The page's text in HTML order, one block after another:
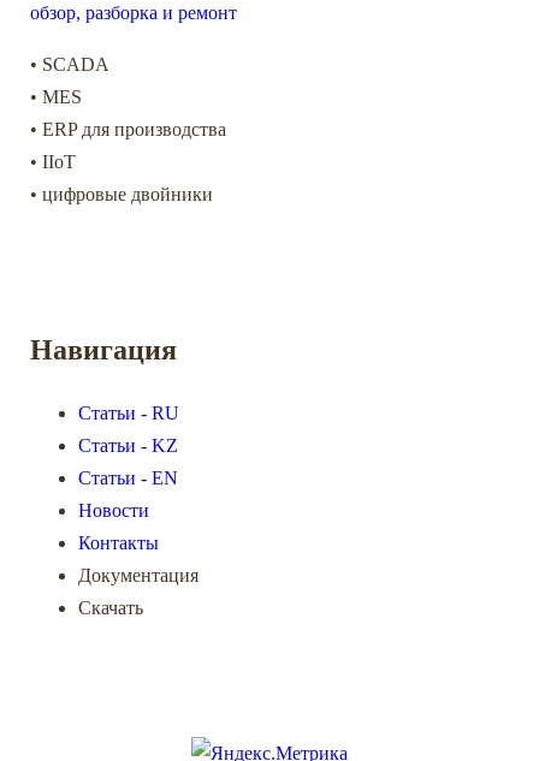
обзор, разборка и ремонт
• SCADA
• MES
• ERP для производства
• IIoT
• цифровые двойники
Навигация
Статьи - RU
Статьи - KZ
Статьи - EN
Новости
Контакты
Документация
Скачать